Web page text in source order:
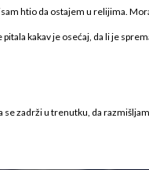
htio da ostajem u relijima.
kakav je osećaj, da li je
se zadrži u trenutku, da